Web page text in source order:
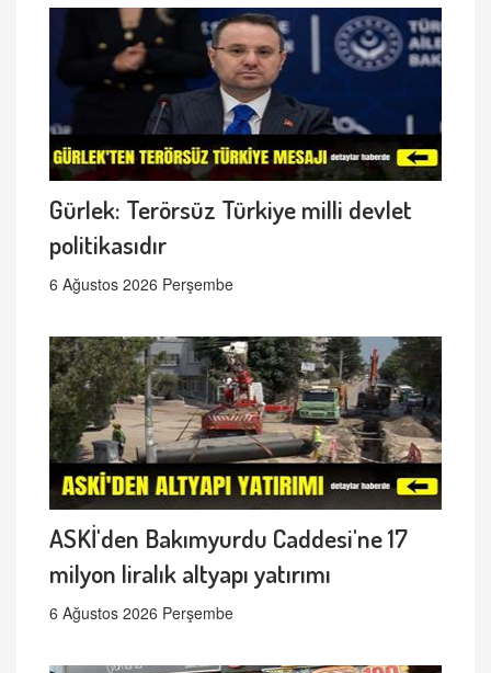
Gürlek: Terörsüz Türkiye milli devlet
politikasıdır
6 Ağustos 2026 Perşembe
ASKİ'den Bakımyurdu Caddesi'ne 17
milyon liralık altyapı yatırımı
6 Ağustos 2026 Perşembe